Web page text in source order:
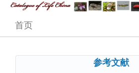
首页
参考文献